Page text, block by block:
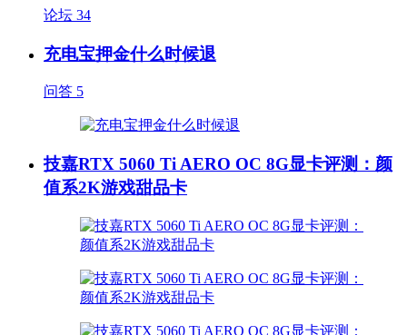
论坛 34
充电宝押金什么时候退
问答 5
技嘉RTX 5060 Ti AERO OC 8G显卡评测：颜
值系2K游戏甜品卡